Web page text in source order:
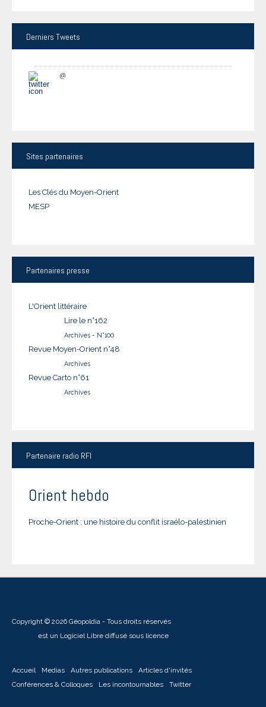
Derniers Tweets
@
Sites partenaires
Les Clés du Moyen-Orient
MESP
Partenaires presse
L'Orient littéraire
Lire le n°162
Archives - N°100
Revue Moyen-Orient n°48
Archives
Revue Carto n°61
Archives
Partenaire radio RFI
Orient hebdo
Proche-Orient : une histoire du conflit israélo-palestinien
Copyright © 2026 Géopoldia - Tous droits réservés
est un Logiciel Libre diffusé sous licence
Accueil Medias Autres publications
Articles d'invités
Conférences & Colloques
Les incontournables Twitter